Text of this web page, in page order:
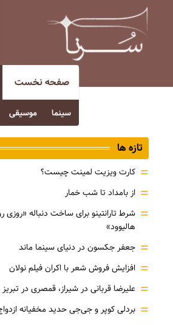
صفحه نخست
سینما موسیقی
تازه ها
= کارت ویزیت لمینت چیست؟
= از بامداد تا شب خمار
= شرط تارانتینو برای ساخت دنباله «روزی
هالیوود»
= جعفر جکسون در دنیای سینما ماند
= افزایش فروش شعر با اکران فیلم نولان
= علیرضا قربانی در شیراز، قمصری در تبریز
= بردلی کوپر و جی‌جی حدید مخفیانه